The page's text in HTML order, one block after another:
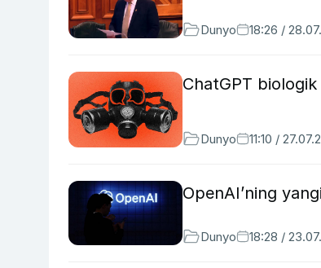
Dunyo 18:26 /
ChatGPT
Dunyo 11:10 /
OpenAI’ning
Dunyo 18:28 /